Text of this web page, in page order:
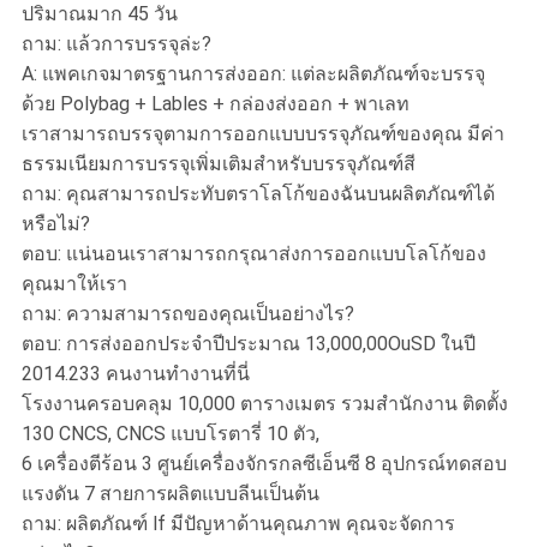
ปริมาณมาก 45 วัน
ถาม: แล้วการบรรจุล่ะ?
A: แพคเกจมาตรฐานการส่งออก: แต่ละผลิตภัณฑ์จะบรรจุ
ด้วย Polybag + Lables + กล่องส่งออก + พาเลท
เราสามารถบรรจุตามการออกแบบบรรจุภัณฑ์ของคุณ มีค่า
ธรรมเนียมการบรรจุเพิ่มเติมสำหรับบรรจุภัณฑ์สี
ถาม: คุณสามารถประทับตราโลโก้ของฉันบนผลิตภัณฑ์ได้
หรือไม่?
ตอบ: แน่นอนเราสามารถกรุณาส่งการออกแบบโลโก้ของ
คุณมาให้เรา
ถาม: ความสามารถของคุณเป็นอย่างไร?
ตอบ: การส่งออกประจำปีประมาณ 13,000,00OuSD ในปี
2014.233 คนงานทำงานที่นี่
โรงงานครอบคลุม 10,000 ตารางเมตร รวมสำนักงาน ติดตั้ง
130 CNCS, CNCS แบบโรตารี่ 10 ตัว,
6 เครื่องตีร้อน 3 ศูนย์เครื่องจักรกลซีเอ็นซี 8 อุปกรณ์ทดสอบ
แรงดัน 7 สายการผลิตแบบลีนเป็นต้น
ถาม: ผลิตภัณฑ์ lf มีปัญหาด้านคุณภาพ คุณจะจัดการ